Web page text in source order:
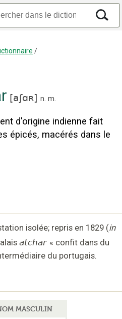
/
[aʃɑʀ] n. m.
d'origine indienne fait
épicés, macérés dans le
isolée; repris en 1829 (in
atchar « confit dans du
du portugais.
MASCULIN